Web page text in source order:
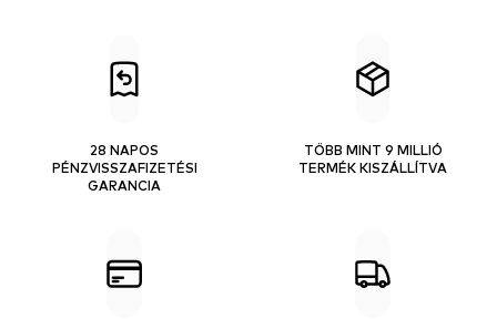
28 NAPOS
PÉNZVISSZAFIZETÉSI
GARANCIA
TÖBB MINT 9 MILLIÓ
TERMÉK KISZÁLLÍTVA